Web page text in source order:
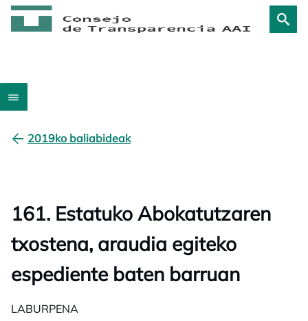
2019ko baliabideak
161. Estatuko Abokatutzaren
txostena, araudia egiteko
espediente baten barruan
LABURPENA